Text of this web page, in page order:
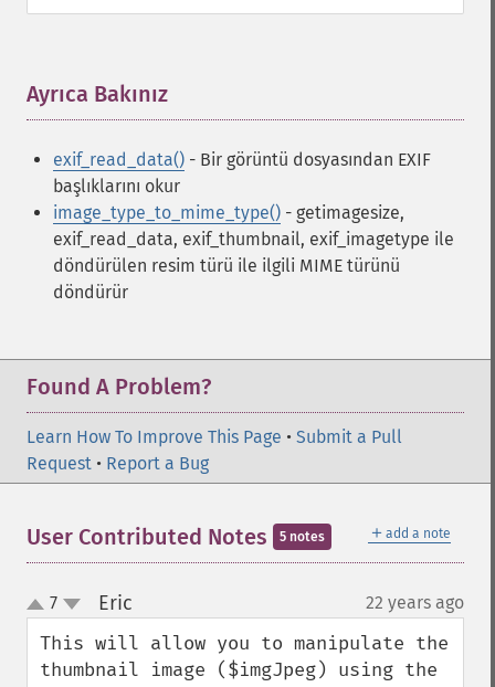
Ayrıca Bakınız
exif_read_data() - Bir görüntü dosyasından EXIF
başlıklarını okur
image_type_to_mime_type() - getimagesize,
exif_read_data, exif_thumbnail, exif_imagetype ile
döndürülen resim türü ile ilgili MIME türünü
döndürür
Found A Problem?
Learn How To Improve This Page • Submit a Pull
Request • Report a Bug
＋ add a note
User Contributed Notes 5 notes
up
down
7 Eric 22 years ago
This will allow you to manipulate the
thumbnail image ($imgJpeg) using the